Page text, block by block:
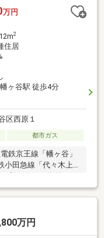
万円
2
住居
ヶ谷駅 徒歩4分
区西原１
都市ガス
鉄京王線「幡ヶ谷」
小田急線「代々木上
付宅地販売ではあり
市ガス対応▼周辺環
積率は前面道路幅員
分譲ですが、2区画ま
万円